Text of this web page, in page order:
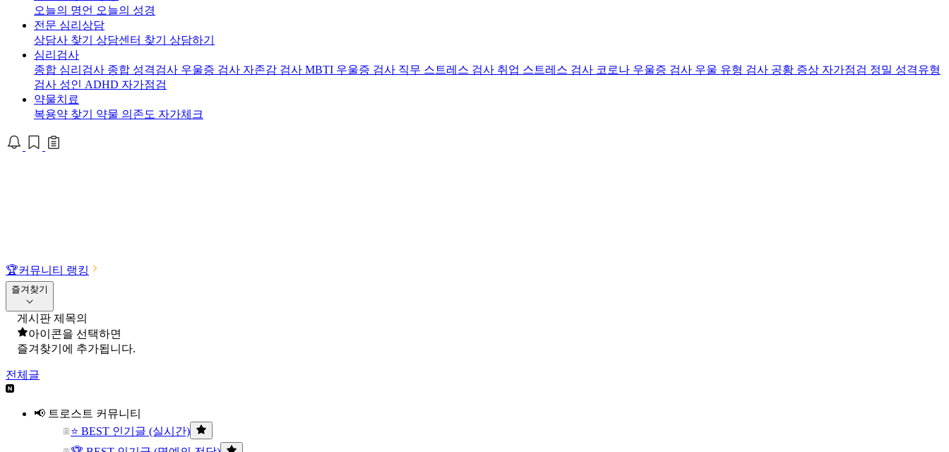
오늘의 명언 오늘의 성경
전문 심리상담
상담사 찾기 상담센터 찾기 상담하기
심리검사
종합 심리검사 종합 성격검사 우울증 검사 자존감 검사 MBTI 우울증 검사 직무 스트레스 검사 취업 스트레스 검사 코로나 우울증 검사 우울 유형 검사 공황 증상 자가점검 정밀 성격유형
검사 성인 ADHD 자가점검
약물치료
복용약 찾기 약물 의존도 자가체크
🏆커뮤니티 랭킹
즐겨찾기
게시판 제목의
아이콘을 선택하면
즐겨찾기에 추가됩니다.
전체글
📢 트로스트 커뮤니티
⭐ BEST 인기글 (실시간)